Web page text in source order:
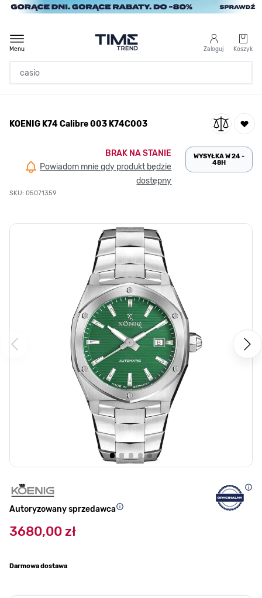
Przejdź do treści
Zaloguj Koszyk
Menu
/
KOENIG K74 Calibre 003 K74C003
KOENIG K74 Calibre 003 K74C003
BRAK NA STANIE
Powiadom mnie gdy produkt będzie
dostępny
SKU: 05071359
WYSYŁKA W 24 -
48H
Autoryzowany sprzedawca
3680,00 zł
Darmowa dostawa